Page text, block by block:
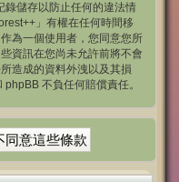
錄儲存以防止任何的違法情
」有權在任何時間移
為一個使用者，您同意您所
資訊在您尚未允許前將不會
造成的資料外洩以及其損
不負任何賠償責任。